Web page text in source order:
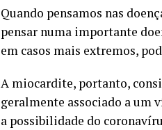
Quando pensamos nas
pensar numa importante
em casos mais extremos,
A miocardite, portanto,
geralmente associado a um
a possibilidade do